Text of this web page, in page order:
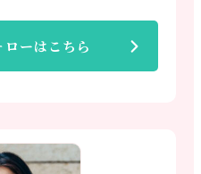
ーはこちら